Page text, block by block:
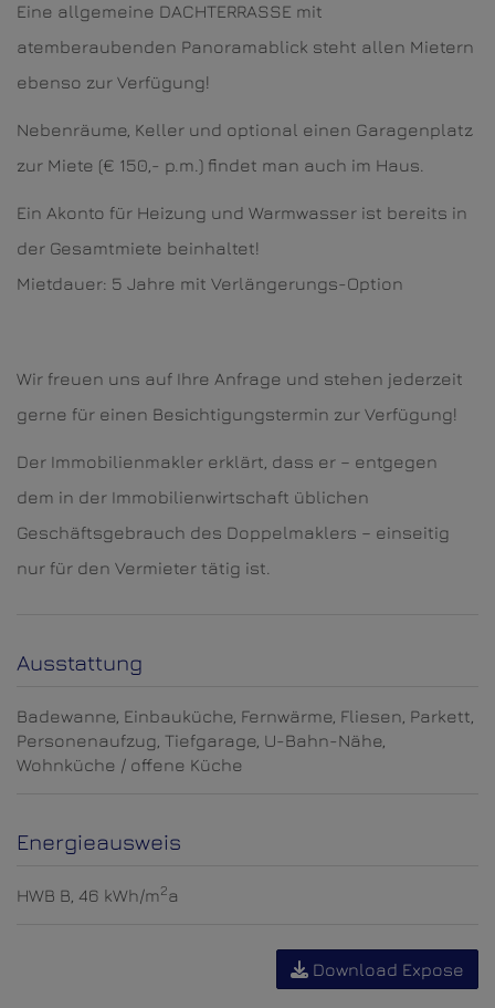
Eine allgemeine DACHTERRASSE mit
atemberaubenden Panoramablick steht allen Mietern
ebenso zur Verfügung!
Nebenräume, Keller und optional einen Garagenplatz
zur Miete (€ 150,- p.m.) findet man auch im Haus.
Ein Akonto für Heizung und Warmwasser ist bereits in
der Gesamtmiete beinhaltet!
Mietdauer: 5 Jahre mit Verlängerungs-Option
Wir freuen uns auf Ihre Anfrage und stehen jederzeit
gerne für einen Besichtigungstermin zur Verfügung!
Der Immobilienmakler erklärt, dass er – entgegen
dem in der Immobilienwirtschaft üblichen
Geschäftsgebrauch des Doppelmaklers – einseitig
nur für den Vermieter tätig ist.
Ausstattung
Badewanne Einbauküche Fernwärme Fliesen Parkett
Personenaufzug Tiefgarage U-Bahn-Nähe
Wohnküche / offene Küche
Energieausweis
HWB B, 46 kWh/m2a
Download Expose